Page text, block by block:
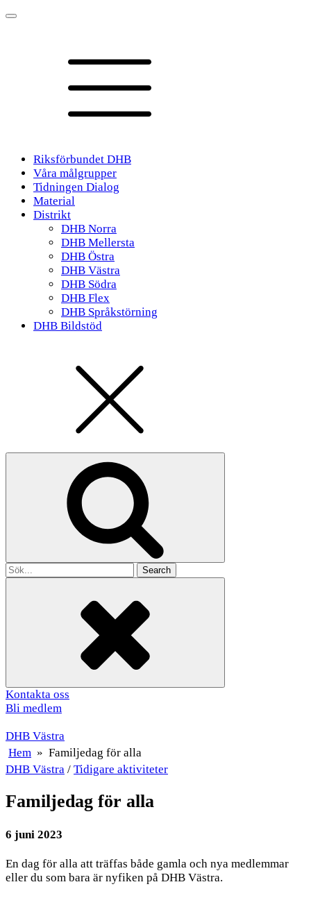
Riksförbundet DHB
Våra målgrupper
Tidningen Dialog
Material
Distrikt
DHB Norra
DHB Mellersta
DHB Östra
DHB Västra
DHB Södra
DHB Flex
DHB Språkstörning
DHB Bildstöd
Search
for
Kontakta oss
Bli medlem
DHB Västra
Hem » Familjedag för alla
DHB Västra / Tidigare aktiviteter
Familjedag för alla
6 juni 2023
En dag för alla att träffas både gamla och nya medlemmar
eller du som bara är nyfiken på DHB Västra.